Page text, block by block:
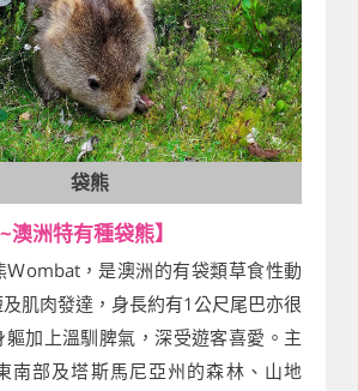
袋熊
澳洲特有種袋熊】
Ｗombat，是澳洲的有袋類草食性動
肌肉發達，身長約有1公尺尾巴亦很
加上溫馴脾氣，深受遊客喜愛。主
南部及塔斯馬尼亞州的森林、山地